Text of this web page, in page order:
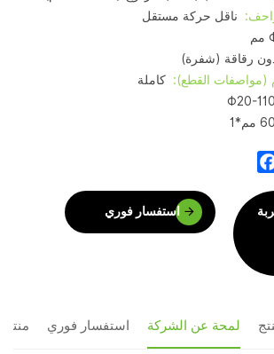
ناقل حركة مستقل
رقاقة (شفرة)
(مواصفات القطع): كاملة
استفسار فوري
لمحة عن الشركة استفسار فوري